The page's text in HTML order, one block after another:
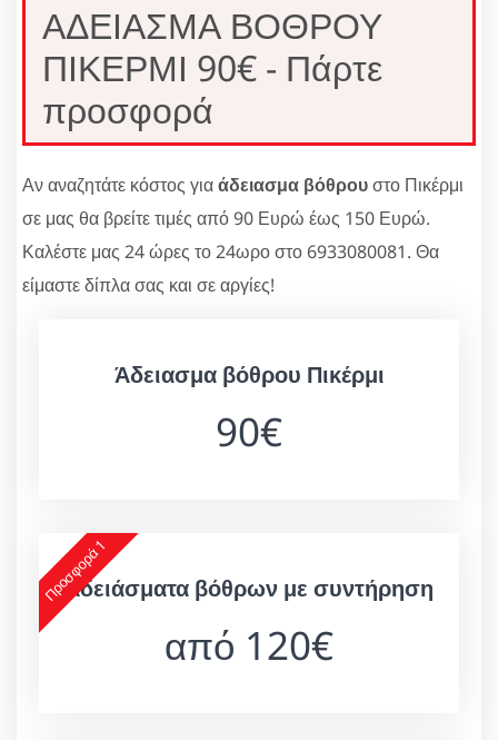
ΑΔΕΙΑΣΜΑ ΒΟΘΡΟΥ
ΠΙΚΕΡΜΙ 90€ - Πάρτε
προσφορά
Αν αναζητάτε κόστος γιαάδειασμα βόθρουστο Πικέρμι
σε μας θα βρείτε τιμές από 90 Ευρώ έως 150 Ευρώ.
Καλέστε μας 24 ώρες το 24ωρο στο 6933080081. Θα
είμαστε δίπλα σας και σε αργίες!
Άδειασμα βόθρου Πικέρμι
90€
Προσφορά 1
Αδειάσματα βόθρων με συντήρηση
από 120€